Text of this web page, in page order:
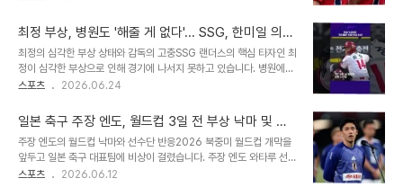
해 쿠르투아 선수는 의료진의 진단을..
몸살 증세를 겪고 있는 것으로 알려졌습니다. 라이스의 중요성과 징계
위험라이스는 이번 대회 대부분의 경기에 선발 출전하며 잉글랜드 중
원의 핵심 역할을 수행해 왔습니다. 그러나 멕시코전에서 받은 경고 누
적으로 노르웨이전에서 경고를 받을 경우, 4강 진출 시에도 경기에 나
설 수 없게 됩니다. 이미 66경기를 소화한 라이스의 체력적인 부담도
상 가능성과 더불어, 자렐 콴사..
최정 부상, 병원도 '해줄 게 없다'... SSG, 한미일 의료
진 총동원해 해법 찾는다
최정의 심각한 부상 상태와 감독의 고충SSG 랜더스의 핵심 타자인 최
정이 심각한 부상으로 인해 경기에 나서지 못하고 있습니다. 병원에서
도 뚜렷한 치료법을 제시하지 못해 감독은 깊은 고민에 빠졌습니다. 현
및 최정의 의지최정은 최근 좌측 고관절 부위의 불편함이 재발하여 경
기에 출전하지 못하고 있습니다. 휴식이나 치료만으로는 호전되지 않
는 상태이며, 최정 본인은 2군행을 원치 않아 팀과 함께 하려는 의지를
보이고 있습니다. 감독은 최정의 멘탈을 존중하며 최대한 지원하겠다
는 입장입니다. 치료법 모색 및 팀의 노력SSG는 최정의 부상 치료를
스포츠 2026.06.24
일본 축구 주장 엔도, 월드컵 3일 전 부상 낙마 및 대
표팀 은퇴 선언
주장 엔도의 월드컵 낙마와 선수단 반응2026 북중미 월드컵 개막을
앞두고 일본 축구 대표팀에 비상이 걸렸습니다. 주장 엔도 와타루 선수
가 부상으로 인해 팀을 떠나게 되었으며, 그의 빈자리는 마치노 슈토
스포츠 2026.06.12